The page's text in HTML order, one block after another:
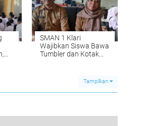
SMAN 1 Klari
Wajibkan Siswa Bawa
Tumbler dan Kotak
Tampilkan